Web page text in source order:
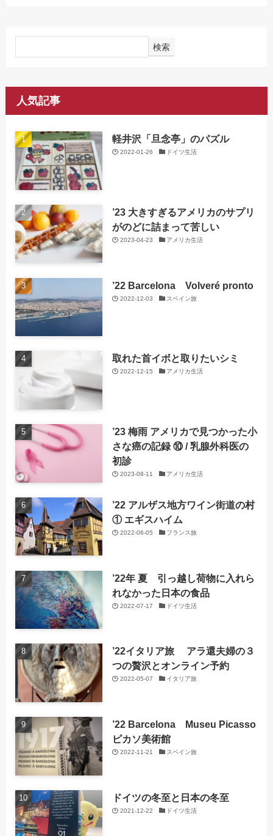
検索
人気記事
軽井沢「旦念亭」のパズル
2022-01-26 ドイツ生活
’23 大きすぎるアメリカのサプリ
がのどに詰まって苦しい
2023-04-23 アメリカ生活
’22 Barcelona Volveré pronto
2022-12-03 スペイン旅
取れた首イボと取りたいシミ
2022-12-15 アメリカ生活
’23 梅雨 アメリカで見つかった小
さな癌の記録 ⑩ / 乳腺外科医の
初診
2023-08-11 アメリカ生活
’22 アルザス地方ワイン街道の村
① エギスハイム
2022-06-05 フランス旅
’22年 夏 引っ越し荷物に入れら
れなかった日本の食品
2022-07-17 ドイツ生活
’22イタリア旅 アラ還夫婦の３
つの贅沢とオンライン予約
2022-05-07 イタリア旅
’22 Barcelona Museu Picasso
ピカソ美術館
2022-11-21 スペイン旅
ドイツの冬至と日本の冬至
2021-12-22 ドイツ生活